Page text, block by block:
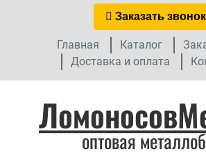
Заказать звонок
Главная Каталог
Доставка и оплата
оптовая